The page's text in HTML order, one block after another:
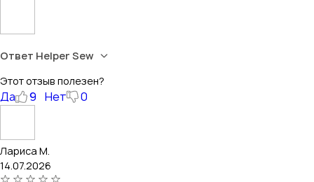
Ответ Helper Sew
Этот отзыв полезен?
Да 9 Нет 0
Лариса М.
14.07.2026